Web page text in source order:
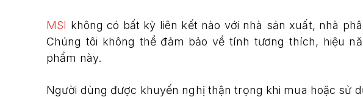
MSI không có bất kỳ liên kết nào với nhà sản xuất, nhà
Chúng tôi không thể đảm bảo về tính tương thích, hiệu
phẩm này.
Người dùng được khuyến nghị thận trọng khi mua hoặc sử